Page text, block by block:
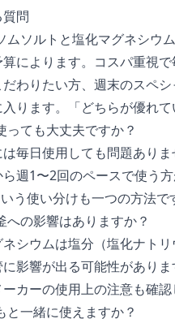
問
ムソルトと塩化マグネシウ
算によります。コスパ重視
わりたい方、週末のスペ
ります。「どちらが優れ
っても大丈夫ですか？
は毎日使用しても問題あり
週1〜2回のペースで使う
う使い分けも一つの方法で
への影響はありますか？
シウムは塩分（塩化ナト
に影響が出る可能性があり
カーの使用上の注意も確認
と一緒に使えますか？